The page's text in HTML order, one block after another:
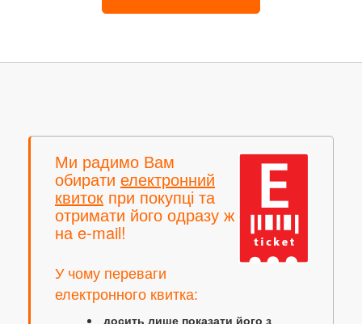
Ми радимо Вам
обирати електронний
квиток при покупці та
отримати його одразу ж
на e-mail!
У чому переваги
електронного квитка:
досить лише показати його з